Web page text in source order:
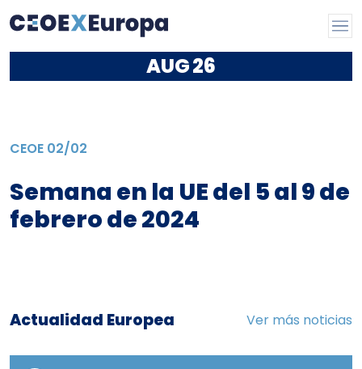
AUG26
CEOE 02/02
Semana en la UE del 5 al 9 de
febrero de 2024
Actualidad Europea Ver más noticias